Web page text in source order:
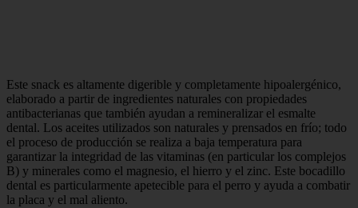
Este snack es altamente digerible y completamente hipoalergénico,
elaborado a partir de ingredientes naturales con propiedades
antibacterianas que también ayudan a remineralizar el esmalte
dental. Los aceites utilizados son naturales y prensados ​​en frío; todo
el proceso de producción se realiza a baja temperatura para
garantizar la integridad de las vitaminas (en particular los complejos
B) y minerales como el magnesio, el hierro y el zinc. Este bocadillo
dental es particularmente apetecible para el perro y ayuda a combatir
la placa y el mal aliento.